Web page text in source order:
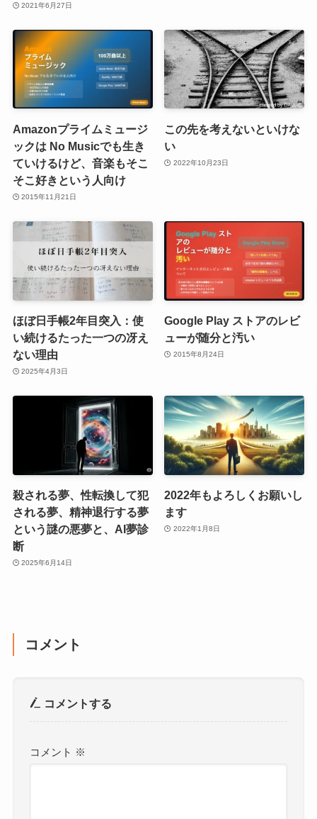
2021年6月27日
Amazonプライムミュージ
ックは No Musicでも生き
ていけるけど、音楽もそこ
そこ好きという人向け
2015年11月21日
この先を考えないといけな
い
2022年10月23日
ほぼ日手帳2年目突入：使
い続けるたった一つの冴え
ない理由
2025年4月3日
Google Play ストアのレビ
ューが随分と汚い
2015年8月24日
殺される夢、性転換して犯
される夢、精神退行する夢
という謎の悪夢と、AI夢診
断
2025年6月14日
2022年もよろしくお願いし
ます
2022年1月8日
コメント
コメントする
コメント ※